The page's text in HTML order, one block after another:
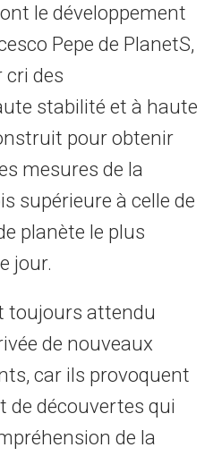
le développement
Pepe de PlanetS,
cri des
stabilité et à haute
pour obtenir
mesures de la
supérieure à celle de
planète le plus
jour.
toujours attendu
de nouveaux
car ils provoquent
de découvertes qui
de la